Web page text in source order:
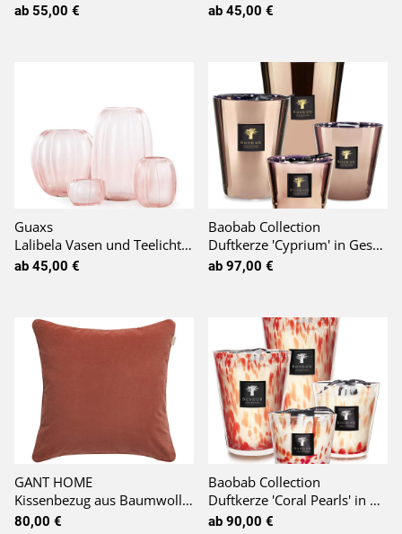
ab 55,00 € ab 45,00 €
Guaxs
Lalibela Vasen und Teelichthalter rosé
ab 45,00 €
Baobab Collection
Duftkerze 'Cyprium' in Geschenkbox
ab 97,00 €
GANT HOME
Kissenbezug aus Baumwoll-Samt in terracotta
80,00 €
Baobab Collection
Duftkerze 'Coral Pearls' in Geschenkbox
ab 90,00 €